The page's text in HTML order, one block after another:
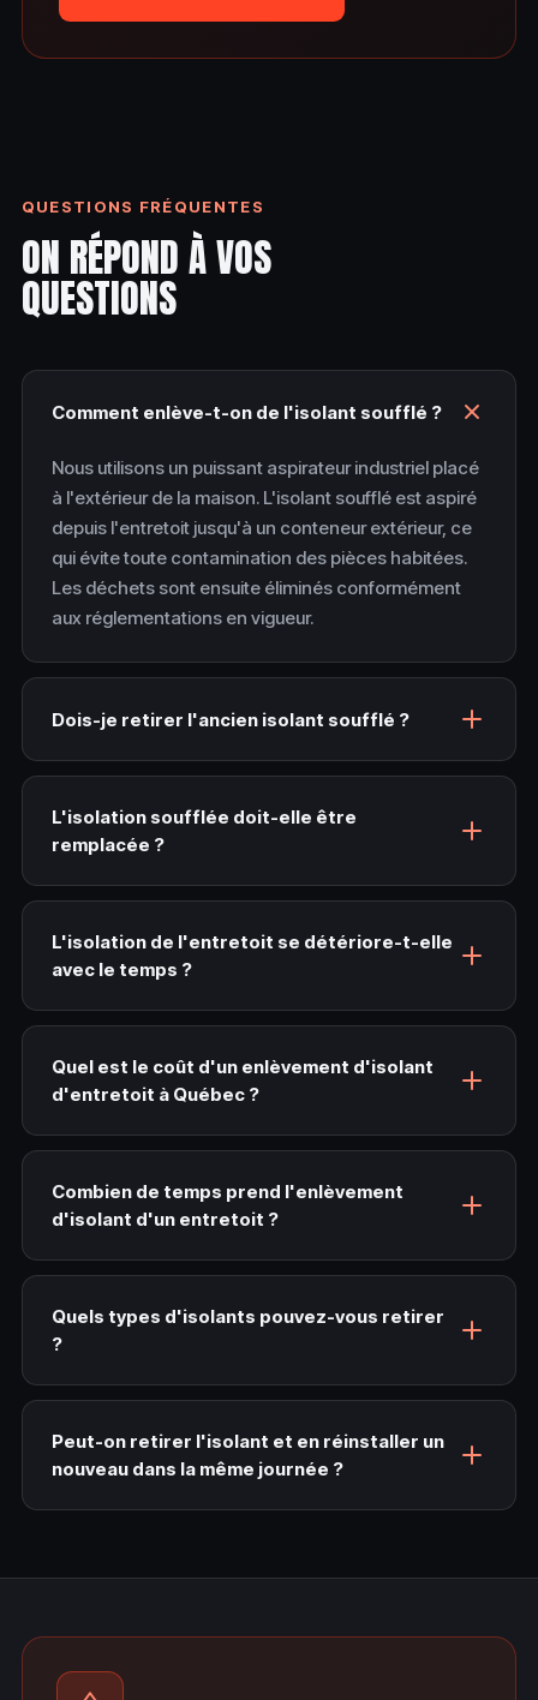
QUESTIONS FRÉQUENTES
ON RÉPOND À VOS
QUESTIONS
Comment enlève-t-on de l'isolant soufflé ?
Nous utilisons un puissant aspirateur industriel placé
à l'extérieur de la maison. L'isolant soufflé est aspiré
depuis l'entretoit jusqu'à un conteneur extérieur, ce
qui évite toute contamination des pièces habitées.
Les déchets sont ensuite éliminés conformément
aux réglementations en vigueur.
Dois-je retirer l'ancien isolant soufflé ?
L'isolation soufflée doit-elle être
remplacée ?
L'isolation de l'entretoit se détériore-t-elle
avec le temps ?
Quel est le coût d'un enlèvement d'isolant
d'entretoit à Québec ?
Combien de temps prend l'enlèvement
d'isolant d'un entretoit ?
Quels types d'isolants pouvez-vous retirer
?
Peut-on retirer l'isolant et en réinstaller un
nouveau dans la même journée ?